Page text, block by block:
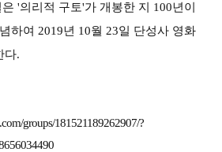
'의리적 구토'가 개봉한 지 100년이
하여 2019년 10월 23일 단성사 영화
다.
groups/181521189262907/?